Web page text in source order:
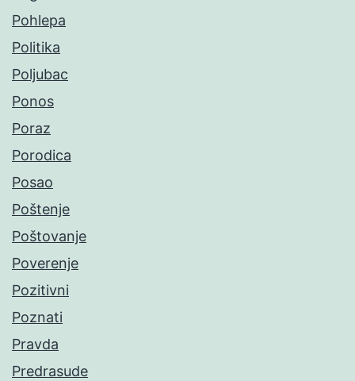
Pohlepa
Politika
Poljubac
Ponos
Poraz
Porodica
Posao
Poštenje
Poštovanje
Poverenje
Pozitivni
Poznati
Pravda
Predrasude